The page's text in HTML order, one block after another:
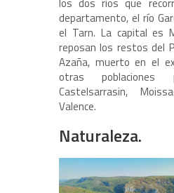
departamento, el río
el Tarn. La capital es
reposan los restos del
Azaña, muerto en el
otras poblaciones
Castelsarrasin,
Valence.
Naturaleza.